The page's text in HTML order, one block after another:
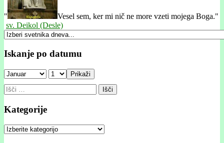
"
Vesel sem, ker mi nič ne more vzeti mojega Boga."
sv. Deikol (Desle)
Iskanje po datumu
Prikaži
Išči:
Kategorije
Kategorije